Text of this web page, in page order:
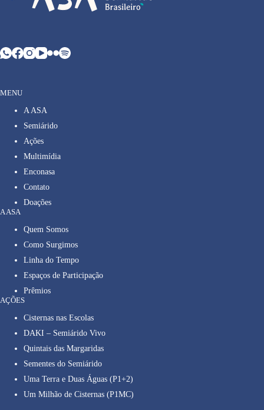
MENU
A ASA
Semiárido
Ações
Multimídia
Enconasa
Contato
Doações
A ASA
Quem Somos
Como Surgimos
Linha do Tempo
Espaços de Participação
Prêmios
AÇÕES
Cisternas nas Escolas
DAKI – Semiárido Vivo
Quintais das Margaridas
Sementes do Semiárido
Uma Terra e Duas Águas (P1+2)
Um Milhão de Cisternas (P1MC)